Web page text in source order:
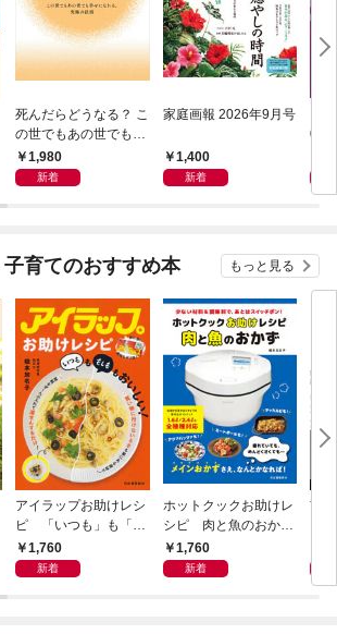
死んだらどうなる？ こ
の世でもあの世でも幸
せになれる、究極の法
則
1,980
新着
家庭画報 2026年9月号
1,400
新着
0月
育てのおすすめ本 もっと見る
アイラップお助けレシ
ピ 「いつも」も「も
しも」もおいしい！
1,760
新着
ホットクックお助けレ
シピ 肉と魚のおか
ず 少ない材料＆調味
料で、あとはスイッチ
1,760
新着
首
リ
昇